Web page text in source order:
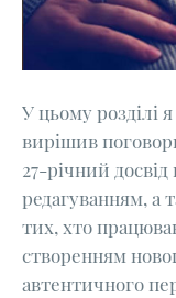
У цьому розділі
вирішив
27-річний
редагуванням, а
тих, хто
створенням
автентичного